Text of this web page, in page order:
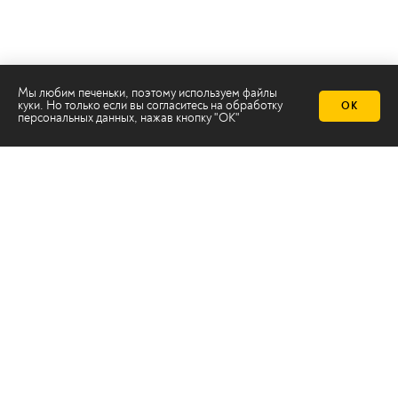
Мы любим печеньки, поэтому используем файлы
куки. Но только если вы согласитесь на обработку
персональных данных, нажав кнопку "ОК"
ОК